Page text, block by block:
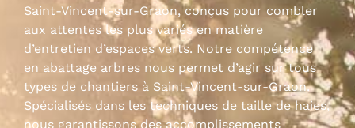
Saint-Vincent-sur-Graon, conçus pour combler
aux attentes les plus variés en matière
d’entretien d’espaces verts. Notre compétence
en abattage arbres nous permet d’agir sur tous
types de chantiers à Saint-Vincent-sur-Graon.
Spécialisés dans les techniques de taille de haies,
nous garantissons des accomplissements